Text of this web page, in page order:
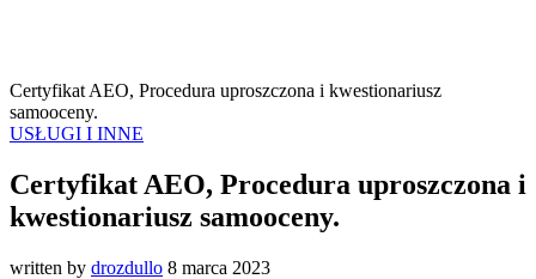
Certyfikat AEO, Procedura uproszczona i kwestionariusz
samooceny.
USŁUGI I INNE
Certyfikat AEO, Procedura uproszczona i
kwestionariusz samooceny.
written by drozdullo 8 marca 2023